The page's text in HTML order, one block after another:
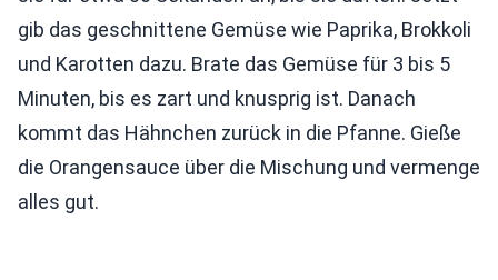
gib das geschnittene Gemüse wie Paprika, Brokkoli
und Karotten dazu. Brate das Gemüse für 3 bis 5
Minuten, bis es zart und knusprig ist. Danach
kommt das Hähnchen zurück in die Pfanne. Gieße
die Orangensauce über die Mischung und vermenge
alles gut.